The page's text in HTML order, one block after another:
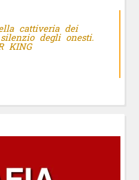
cattiveria dei
degli onesti.
KING